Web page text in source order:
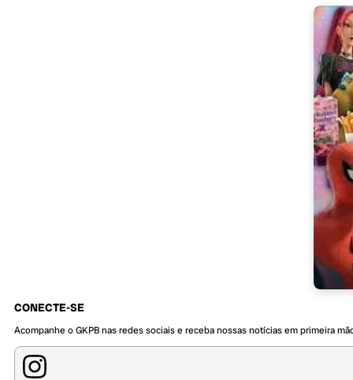
CONECTE-SE
Acompanhe o GKPB nas redes sociais e receba nossas notícias em primeira